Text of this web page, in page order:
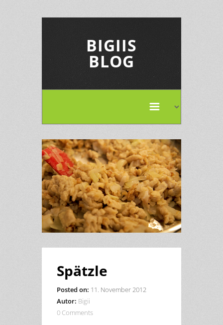
BIGIIS
BLOG
Spätzle
Posted on: 11. November 2012
Autor: Bigii
0 Comments